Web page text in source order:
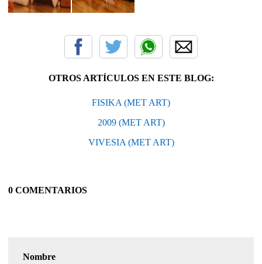
OTROS ARTÍCULOS EN ESTE BLOG:
FISIKA (MET ART)
2009 (MET ART)
VIVESIA (MET ART)
0 COMENTARIOS
Nombre